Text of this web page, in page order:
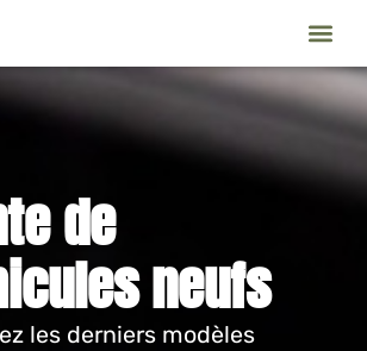
de
neufs
les derniers modèles